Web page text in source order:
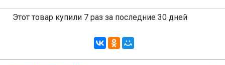
Этот товар купили 7 раз за последние 30 дней